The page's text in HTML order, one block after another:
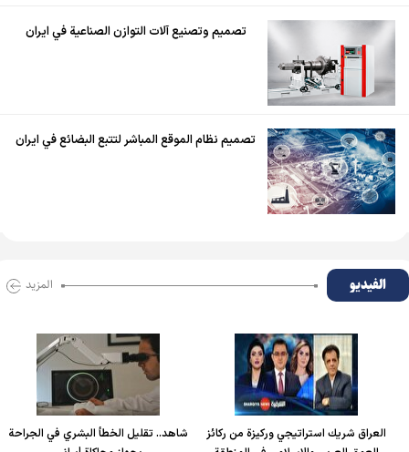
تصميم وتصنيع آلات التوازن الصناعية في ايران
تصميم نظام الموقع المباشر لتتبع البضائع في ايران
الفیدیو المزید
العراق شريك استراتيجي وركيزة من ركائز
شاهد.. تقليل الخطأ البشري في الجراحة